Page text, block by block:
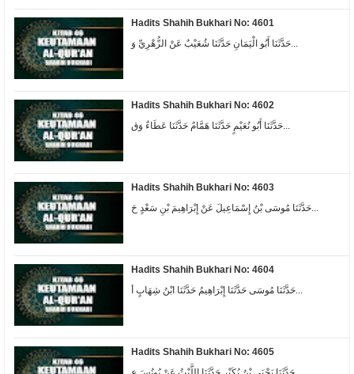
Hadits Shahih Bukhari No: 4601
حَدَّثَنَا أَبُو الْيَمَانِ حَدَّثَنَا شُعَيْبٌ عَنْ الزُّهْرِيِّ وَ...
Hadits Shahih Bukhari No: 4602
حَدَّثَنَا أَبُو نُعَيْمٍ حَدَّثَنَا هَمَّامٌ حَدَّثَنَا عَطَاءٌ وَق...
Hadits Shahih Bukhari No: 4603
حَدَّثَنَا مُوسَى بْنُ إِسْمَاعِيلَ عَنْ إِبْرَاهِيمَ بْنِ سَعْدٍ حَ...
Hadits Shahih Bukhari No: 4604
Hadits Shahih Bukhari No: 4605